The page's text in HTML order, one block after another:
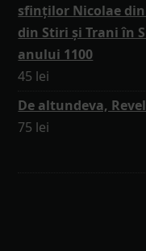
sfinților Nicolae
din Stiri și Trani în
anului 1100
45 lei
De altundeva,
75 lei